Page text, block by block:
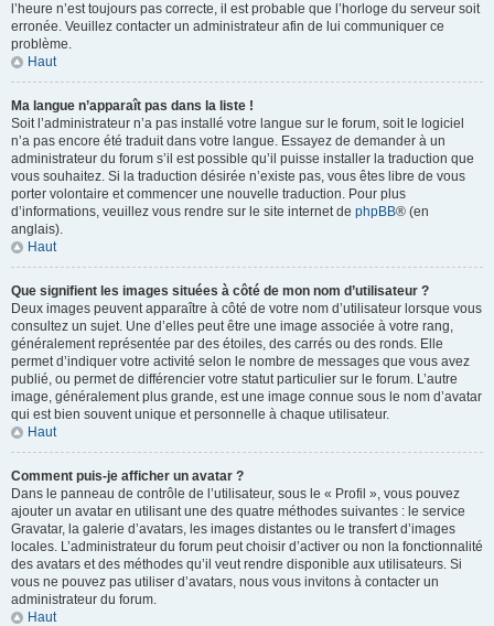
l’heure n’est toujours pas correcte, il est probable que l’horloge du serveur soit
erronée. Veuillez contacter un administrateur afin de lui communiquer ce
problème.
Haut
Ma langue n’apparaît pas dans la liste !
Soit l’administrateur n’a pas installé votre langue sur le forum, soit le logiciel
n’a pas encore été traduit dans votre langue. Essayez de demander à un
administrateur du forum s’il est possible qu’il puisse installer la traduction que
vous souhaitez. Si la traduction désirée n’existe pas, vous êtes libre de vous
porter volontaire et commencer une nouvelle traduction. Pour plus
d’informations, veuillez vous rendre sur le site internet de phpBB® (en
anglais).
Haut
Que signifient les images situées à côté de mon nom d’utilisateur ?
Deux images peuvent apparaître à côté de votre nom d’utilisateur lorsque vous
consultez un sujet. Une d’elles peut être une image associée à votre rang,
généralement représentée par des étoiles, des carrés ou des ronds. Elle
permet d’indiquer votre activité selon le nombre de messages que vous avez
publié, ou permet de différencier votre statut particulier sur le forum. L’autre
image, généralement plus grande, est une image connue sous le nom d’avatar
qui est bien souvent unique et personnelle à chaque utilisateur.
Haut
Comment puis-je afficher un avatar ?
Dans le panneau de contrôle de l’utilisateur, sous le « Profil », vous pouvez
ajouter un avatar en utilisant une des quatre méthodes suivantes : le service
Gravatar, la galerie d’avatars, les images distantes ou le transfert d’images
locales. L’administrateur du forum peut choisir d’activer ou non la fonctionnalité
des avatars et des méthodes qu’il veut rendre disponible aux utilisateurs. Si
vous ne pouvez pas utiliser d’avatars, nous vous invitons à contacter un
administrateur du forum.
Haut